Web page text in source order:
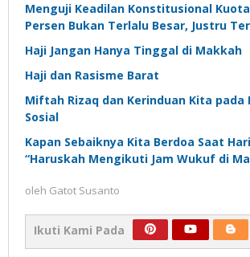
Menguji Keadilan Konstitusional
Persen Bukan Terlalu Besar, Justru
Haji Jangan Hanya Tinggal di Makkah
Haji dan Rasisme Barat
Miftah Rizaq dan Kerinduan Kita pada
Sosial
Kapan Sebaiknya Kita Berdoa Saat
“Haruskah Mengikuti Jam Wukuf di
oleh Gatot Susanto
Ikuti Kami Pada